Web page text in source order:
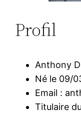
Profil
Anthony
Né le 09/
Email :
Titulaire